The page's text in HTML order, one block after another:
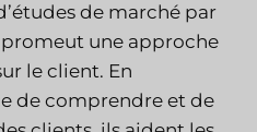
de marché par
une approche
le client. En
de comprendre et de